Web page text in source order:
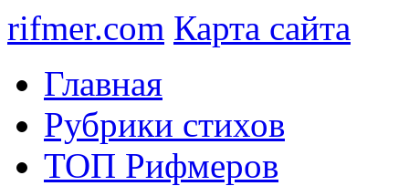
rifmer.com Карта сайта
Главная
Рубрики стихов
ТОП Рифмеров